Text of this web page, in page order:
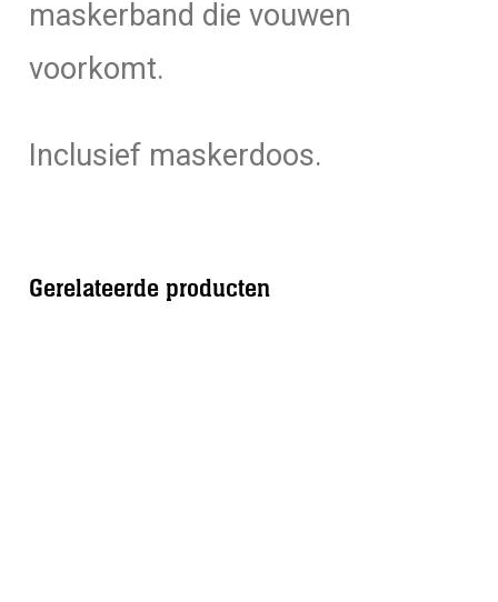
maskerband die vouwen
voorkomt.
Inclusief maskerdoos.
Gerelateerde producten